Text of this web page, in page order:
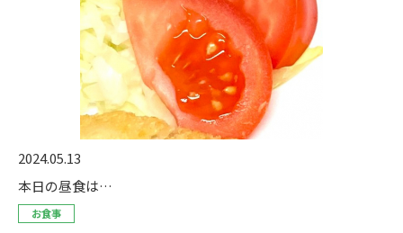
2024.05.13
本日の昼食は…
お食事